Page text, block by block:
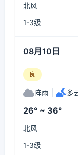
北风
1-3级
08月10日
良
阵雨 多
26° ~ 36°
北风
1-3级